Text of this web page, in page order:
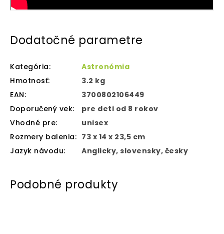
Dodatočné parametre
Kategória:
Astronómia
Hmotnosť:
3.2 kg
EAN:
3700802106449
Doporučený vek:
pre deti od 8 rokov
Vhodné pre:
unisex
Rozmery balenia: 73 x 14 x 23,5 cm
Jazyk návodu: Anglicky, slovensky, česky